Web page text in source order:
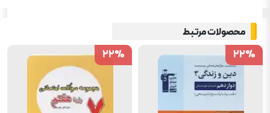
محصولات مرتبط
22%
22%
22%
22%